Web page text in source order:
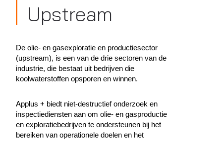
Upstream
De olie- en gasexploratie en productiesector
(upstream), is een van de drie sectoren van de
industrie, die bestaat uit bedrijven die
koolwaterstoffen opsporen en winnen.
Applus + biedt niet-destructief onderzoek en
inspectiediensten aan om olie- en gasproductie
en exploratiebedrijven te ondersteunen bij het
bereiken van operationele doelen en het